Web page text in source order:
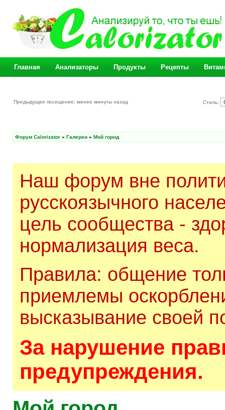
Главная Анализаторы Продукты Рецепты
Предыдущее посещение: менее минуты назад Стиль:
Форум Calorizator » Галереи » Мой город
Наш форум вне
русскоязычного
цель сообщества -
нормализация веса.
Правила: общение
приемлемы
высказывание своей
За нарушение
предупреждения.